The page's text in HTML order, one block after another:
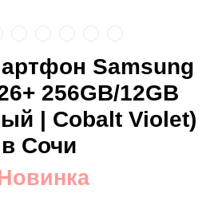
Samsung
256GB/12GB
| Cobalt Violet)
в Сочи